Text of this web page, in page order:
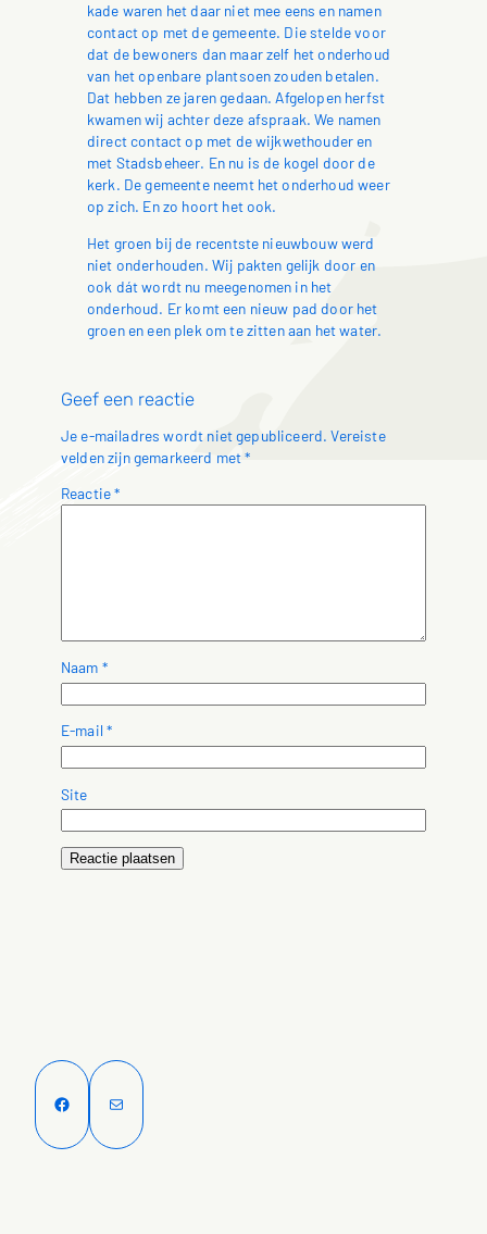
kade waren het daar niet mee eens en namen
contact op met de gemeente. Die stelde voor
dat de bewoners dan maar zelf het onderhoud
van het openbare plantsoen zouden betalen.
Dat hebben ze jaren gedaan. Afgelopen herfst
kwamen wij achter deze afspraak. We namen
direct contact op met de wijkwethouder en
met Stadsbeheer. En nu is de kogel door de
kerk. De gemeente neemt het onderhoud weer
op zich. En zo hoort het ook.
Het groen bij de recentste nieuwbouw werd
niet onderhouden. Wij pakten gelijk door en
ook dát wordt nu meegenomen in het
onderhoud. Er komt een nieuw pad door het
groen en een plek om te zitten aan het water.
Geef een reactie
Je e-mailadres wordt niet gepubliceerd. Vereiste
velden zijn gemarkeerd met*
Reactie*
Naam *
E-mail*
Site
Facebook E-mail